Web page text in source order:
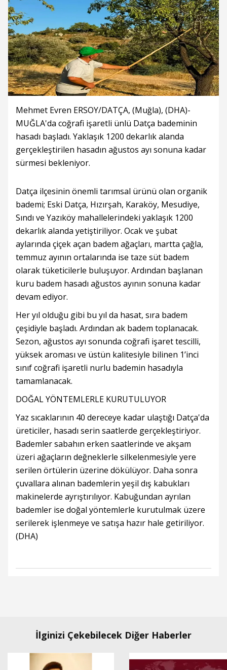
Mehmet Evren ERSOY/DATÇA, (Muğla), (DHA)-
MUĞLA'da coğrafi işaretli ünlü Datça bademinin
hasadı başladı. Yaklaşık 1200 dekarlık alanda
gerçekleştirilen hasadın ağustos ayı sonuna kadar
sürmesi bekleniyor.
Datça ilçesinin önemli tarımsal ürünü olan organik
bademi; Eski Datça, Hızırşah, Karaköy, Mesudiye,
Sındı ve Yazıköy mahallelerindeki yaklaşık 1200
dekarlık alanda yetiştiriliyor. Ocak ve şubat
aylarında çiçek açan badem ağaçları, martta çağla,
temmuz ayının ortalarında ise taze süt badem
olarak tüketicilerle buluşuyor. Ardından başlanan
kuru badem hasadı ağustos ayının sonuna kadar
devam ediyor.
Her yıl olduğu gibi bu yıl da hasat, sıra badem
çeşidiyle başladı. Ardından ak badem toplanacak.
Sezon, ağustos ayı sonunda coğrafi işaret tescilli,
yüksek aroması ve üstün kalitesiyle bilinen 1’inci
sınıf coğrafi işaretli nurlu bademin hasadıyla
tamamlanacak.
DOĞAL YÖNTEMLERLE KURUTULUYOR
Yaz sıcaklarının 40 dereceye kadar ulaştığı Datça'da
üreticiler, hasadı serin saatlerde gerçekleştiriyor.
Bademler sabahın erken saatlerinde ve akşam
üzeri ağaçların değneklerle silkelenmesiyle yere
serilen örtülerin üzerine dökülüyor. Daha sonra
çuvallara alınan bademlerin yeşil dış kabukları
makinelerde ayrıştırılıyor. Kabuğundan ayrılan
bademler ise doğal yöntemlerle kurutulmak üzere
serilerek işlenmeye ve satışa hazır hale getiriliyor.
(DHA)
İlginizi Çekebilecek Diğer Haberler